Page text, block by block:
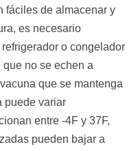
fáciles de almacenar y
es necesario
o congelador
no se echen a
que se mantenga
puede variar
entre -4F y 37F,
pueden bajar a